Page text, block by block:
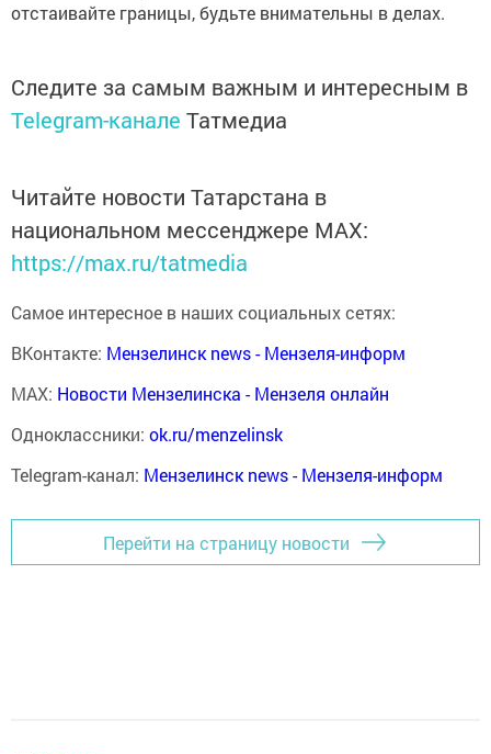
отстаивайте границы, будьте внимательны в делах.
Следите за самым важным и интересным в
Telegram-канале Татмедиа
Читайте новости Татарстана в
национальном мессенджере MАХ:
https://max.ru/tatmedia
Самое интересное в наших социальных сетях:
ВКонтакте: Мензелинск news - Мензеля-информ
MAX: Новости Мензелинска - Мензеля онлайн
Одноклассники: ok.ru/menzelinsk
Telegram-канал: Мензелинск news - Мензеля-информ
Перейти на страницу новости